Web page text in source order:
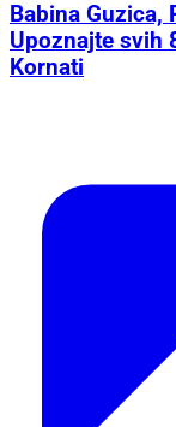
Babina Guzica,
Upoznajte svih
Kornati